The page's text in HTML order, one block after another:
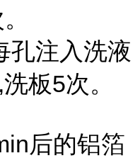
孔注入洗液
板5次。
后的铝箔